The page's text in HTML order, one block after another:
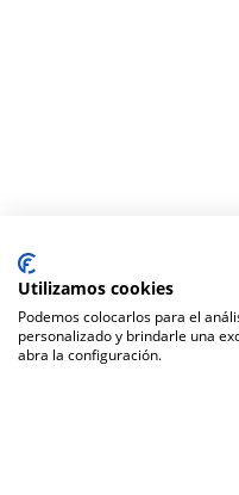
Utilizamos cookies
Podemos colocarlos para el
personalizado y brindarle una
abra la configuración.